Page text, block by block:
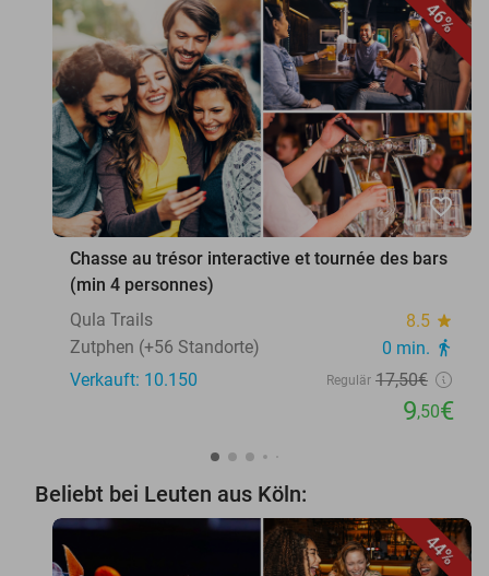
46%
favorite_border
Chasse au trésor interactive et tournée des bars
(min 4 personnes)
Qula Trails
8.5 star
Zutphen (+56 Standorte) 0 min. directions_walk
Verkauft: 10.150 Regulär 17,50€
9,50€
Beliebt bei Leuten aus Köln:
44%